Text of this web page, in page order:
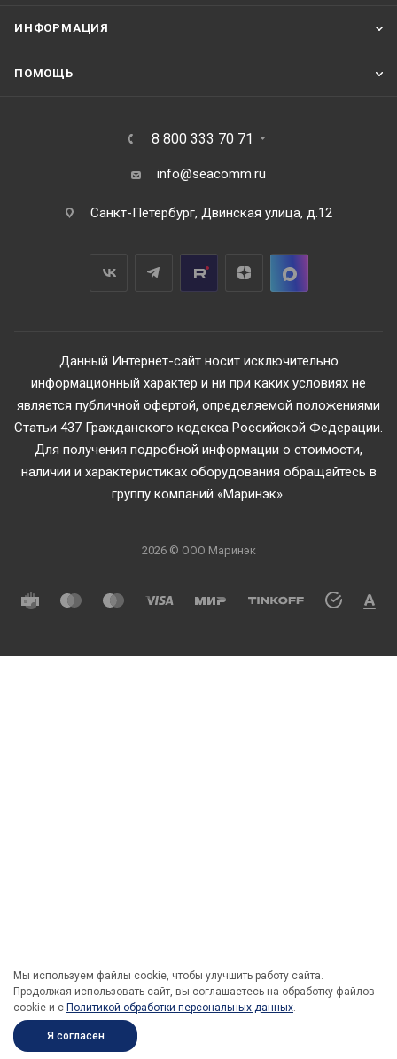
ИНФОРМАЦИЯ
ПОМОЩЬ
8 800 333 70 71
info@seacomm.ru
Санкт-Петербург, Двинская улица, д.12
Данный Интернет-сайт носит исключительно
информационный характер и ни при каких условиях не
является публичной офертой, определяемой положениями
Статьи 437 Гражданского кодекса Российской Федерации.
Для получения подробной информации о стоимости,
наличии и характеристиках оборудования обращайтесь в
группу компаний «Маринэк».
2026 © ООО Маринэк
Мы используем файлы cookie, чтобы улучшить работу сайта.
Продолжая использовать сайт, вы соглашаетесь на обработку файлов
cookie и c Политикой обработки персональных данных.
Я согласен